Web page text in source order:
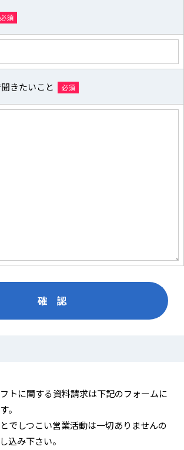
必須
きたいこと 必須
トに関する資料請求は下記のフォームに
。
でしつこい営業活動は一切ありませんの
込み下さい。